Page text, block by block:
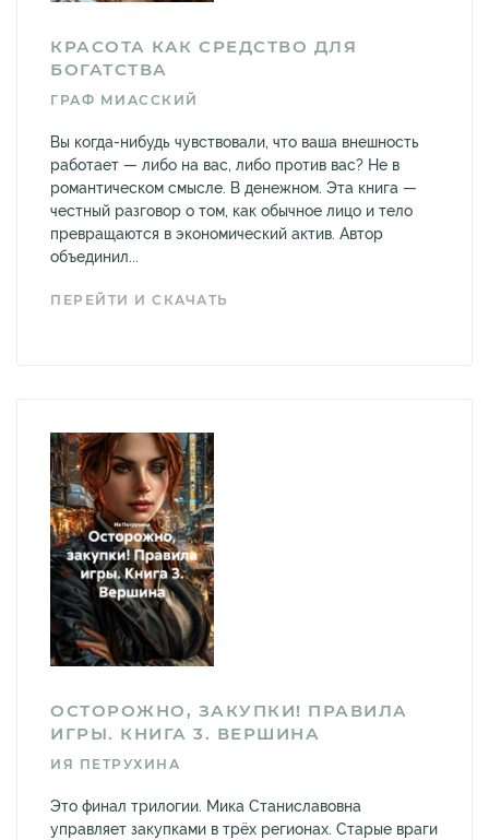
КРАСОТА КАК СРЕДСТВО ДЛЯ
БОГАТСТВА
ГРАФ МИАССКИЙ
Вы когда-нибудь чувствовали, что ваша внешность
работает — либо на вас, либо против вас? Не в
романтическом смысле. В денежном. Эта книга —
честный разговор о том, как обычное лицо и тело
превращаются в экономический актив. Автор
объединил...
ПЕРЕЙТИ И СКАЧАТЬ
ОСТОРОЖНО, ЗАКУПКИ! ПРАВИЛА
ИГРЫ. КНИГА 3. ВЕРШИНА
ИЯ ПЕТРУХИНА
Это финал трилогии. Мика Станиславовна
управляет закупками в трёх регионах. Старые враги